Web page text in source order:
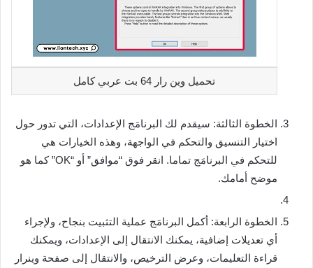
تحميل وين رار 64 بت عربي كامل
الخطوة الثالثة: سيقدم لك البرنامَج الإعدادات، التي تدور حول
اختيار التنسيق والتحكم في الواجهة، وهذه الخيارات هي
للتحكم في البرنامَج تماما. انقر فوق “موافق” أو “OK” كما هو
موضح أمامك.
الخطوة الرابعة: أكمل البرنامَج عملية التثبيت بنجاح، ولإجراء
أي تعديلات إضافية، يمكنك الانتقال إلى الإعدادات، ويمكنك
قراءة التعليمات، وعرض الترخيص، والانتقال إلى صفحة وينرار